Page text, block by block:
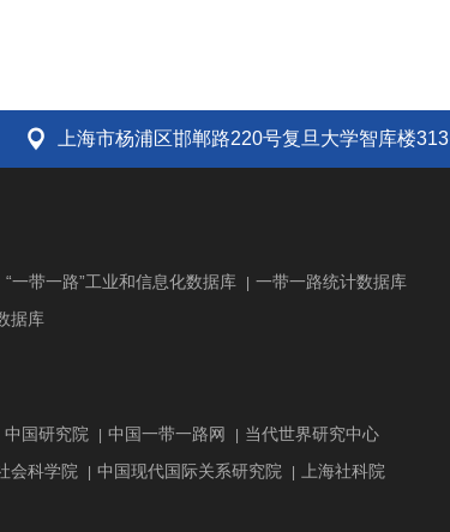
上海市杨浦区邯郸路220号复旦大学智库楼313
“一带一路”工业和信息化数据库
一带一路统计数据库
据库
中国研究院 中国一带一路网
当代世界研究中心
会科学院 中国现代国际关系研究院 上海社科院